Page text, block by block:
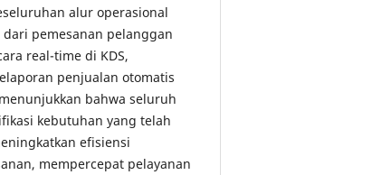
alur operasional
pemesanan pelanggan
real-time di KDS,
penjualan otomatis
bahwa seluruh
kebutuhan yang telah
efisiensi
mempercepat pelayanan